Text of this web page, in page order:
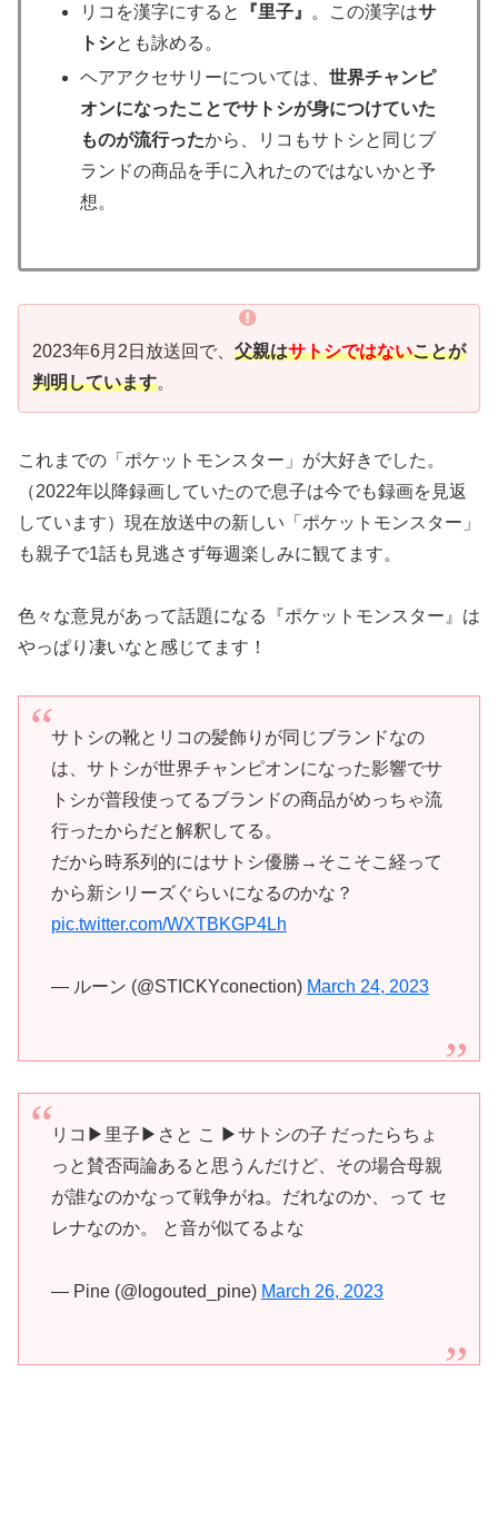
リコを漢字にすると 『里子』 。この漢字はサ
トシとも詠める。
ヘアアクセサリーについては、世界チャンピ
オンになったことでサトシが身につけていた
ものが流行ったから、リコもサトシと同じブ
ランドの商品を手に入れたのではないかと予
想。
2023年6月2日放送回で、 父親はサトシではないことが
判明しています。
これまでの「ポケットモンスター」が大好きでした。
（2022年以降録画していたので息子は今でも録画を見返
しています）現在放送中の新しい「ポケットモンスター」
も親子で1話も見逃さず毎週楽しみに観てます。
色々な意見があって話題になる『ポケットモンスター』は
やっぱり凄いなと感じてます！
サトシの靴とリコの髪飾りが同じブランドなの
は、サトシが世界チャンピオンになった影響でサ
トシが普段使ってるブランドの商品がめっちゃ流
行ったからだと解釈してる。
だから時系列的にはサトシ優勝→そこそこ経って
から新シリーズぐらいになるのかな？
pic.twitter.com/WXTBKGP4Lh
— ルーン (@STICKYconection) March 24, 2023
リコ▶里子▶さと こ ▶サトシの子 だったらちょ
っと賛否両論あると思うんだけど、その場合母親
が誰なのかなって戦争がね。だれなのか、って セ
レナなのか。 と音が似てるよな
— Pine (@logouted_pine) March 26, 2023